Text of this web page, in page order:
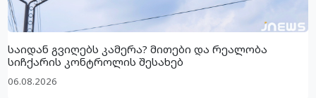
საიდან გვიღებს კამერა? მითები და რეალობა
სიჩქარის კონტროლის შესახებ
06.08.2026